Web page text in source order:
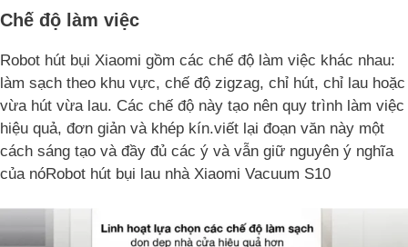
Chế độ làm việc
Robot hút bụi Xiaomi gồm các chế độ làm việc khác nhau:
làm sạch theo khu vực, chế độ zigzag, chỉ hút, chỉ lau hoặc
vừa hút vừa lau. Các chế độ này tạo nên quy trình làm việc
hiệu quả, đơn giản và khép kín.viết lại đoạn văn này một
cách sáng tạo và đầy đủ các ý và vẫn giữ nguyên ý nghĩa
của nóRobot hút bụi lau nhà Xiaomi Vacuum S10